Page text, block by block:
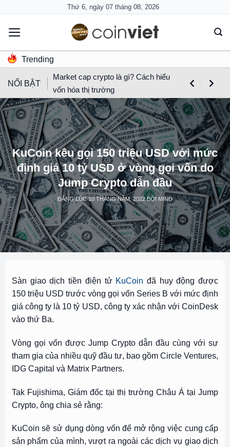
content
Thứ 6, ngày 07 tháng 08, 2026
Trending
NỔI BẬT
Market cap crypto là gì? Cách hiểu
vốn hóa thị trường
KuCoin kêu gọi 150 triệu USD với mức
định giá 10 tỷ USD ở vòng gọi vốn do
Jump Crypto dẫn đầu
ĐĂNG LÚC10 THÁNG NĂM, 2022BỞI MIND
Sàn giao dịch tiền điện tử KuCoin đã huy động được
150 triệu USD trước vòng gọi vốn Series B với mức định
giá công ty là 10 tỷ USD, công ty xác nhận với CoinDesk
vào thứ Ba.
Vòng gọi vốn được Jump Crypto dẫn đầu cùng với sự
tham gia của nhiều quỹ đầu tư, bao gồm Circle Ventures,
IDG Capital và Matrix Partners.
Tak Fujishima, Giám đốc tại thị trường Châu Á tại Jump
Crypto, ông chia sẻ rằng:
KuCoin sẽ sử dụng dòng vốn để mở rộng việc cung cấp
sản phẩm của mình, vượt ra ngoài các dịch vụ giao dịch